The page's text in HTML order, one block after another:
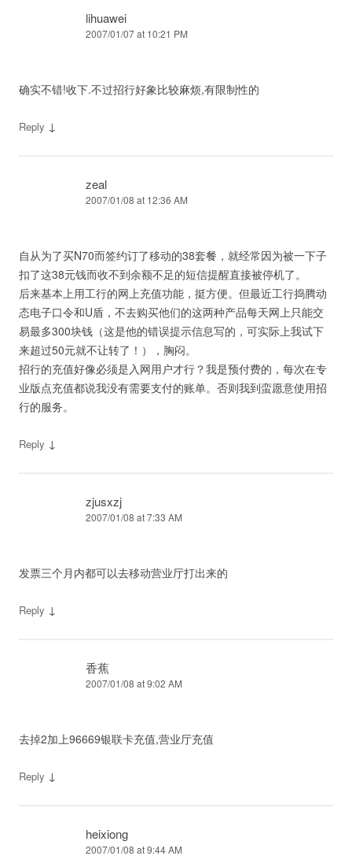
lihuawei
2007/01/07 at 10:21 PM
确实不错!收下.不过招行好象比较麻烦,有限制性的
Reply ↓
zeal
2007/01/08 at 12:36 AM
自从为了买N70而签约订了移动的38套餐，就经常因为被一下子
扣了这38元钱而收不到余额不足的短信提醒直接被停机了。
后来基本上用工行的网上充值功能，挺方便。但最近工行捣腾动
态电子口令和U盾，不去购买他们的这两种产品每天网上只能交
易最多300块钱（这是他的错误提示信息写的，可实际上我试下
来超过50元就不让转了！），胸闷。
招行的充值好像必须是入网用户才行？我是预付费的，每次在专
业版点充值都说我没有需要支付的账单。否则我到蛮愿意使用招
行的服务。
Reply ↓
zjusxzj
2007/01/08 at 7:33 AM
发票三个月内都可以去移动营业厅打出来的
Reply ↓
香蕉
2007/01/08 at 9:02 AM
去掉2加上96669银联卡充值,营业厅充值
Reply ↓
heixiong
2007/01/08 at 9:44 AM